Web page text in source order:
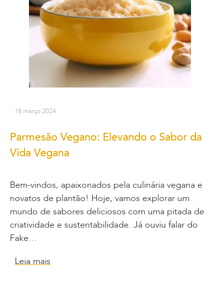
18 março 2024
Parmesão Vegano: Elevando o Sabor da
Vida Vegana
Bem-vindos, apaixonados pela culinária vegana e
novatos de plantão! Hoje, vamos explorar um
mundo de sabores deliciosos com uma pitada de
criatividade e sustentabilidade. Já ouviu falar do
Fake…
Leia mais